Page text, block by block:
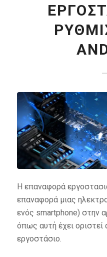
Η επαναφορά
επαναφορά μιας
ενός smartphone) στην
όπως αυτή έχει
εργοστάσιο.